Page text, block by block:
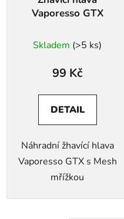
Vaporesso GTX
Skladem (>5 ks)
99 Kč
DETAIL
Náhradní žhavící hlava
Vaporesso GTX s Mesh
mřížkou